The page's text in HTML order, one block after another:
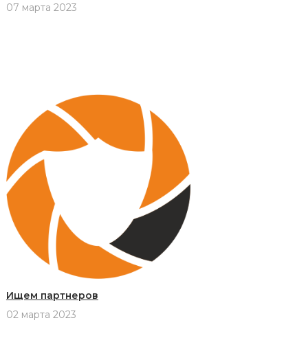
07 марта 2023
Ищем партнеров
02 марта 2023